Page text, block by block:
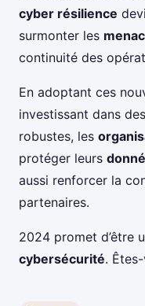
cyber résilience
surmonter les
continuité des
En adoptant ces
investissant dans des
robustes, les
protéger leurs
aussi renforcer la
partenaires.
2024 promet d’être
cybersécurité.